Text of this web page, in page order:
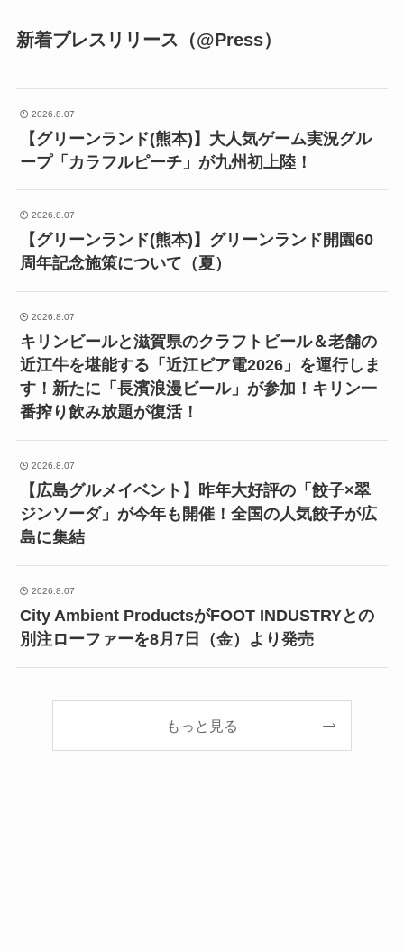
新着プレスリリース（@Press）
2026.8.07
【グリーンランド(熊本)】大人気ゲーム実況グル
ープ「カラフルピーチ」が九州初上陸！
2026.8.07
【グリーンランド(熊本)】グリーンランド開園60
周年記念施策について（夏）
2026.8.07
キリンビールと滋賀県のクラフトビール＆老舗の
近江牛を堪能する「近江ビア電2026」を運行しま
す！新たに「長濱浪漫ビール」が参加！キリン一
番搾り飲み放題が復活！
2026.8.07
【広島グルメイベント】昨年大好評の「餃子×翠
ジンソーダ」が今年も開催！全国の人気餃子が広
島に集結
2026.8.07
City Ambient ProductsがFOOT INDUSTRYとの
別注ローファーを8月7日（金）より発売
もっと見る